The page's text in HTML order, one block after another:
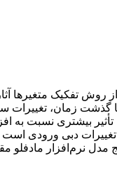
تفکیک متغیرها
گذشت زمان، تغییرات
بیشتری نسبت به
مدل نرم‌‏افزار